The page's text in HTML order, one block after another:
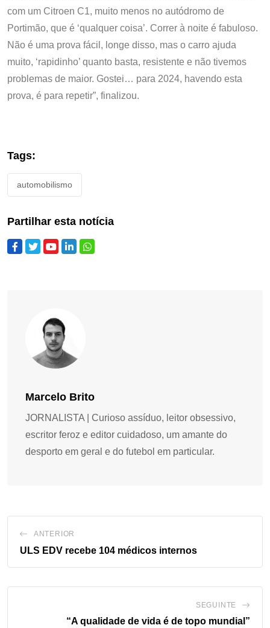
com um Citroen C1, muito menos no autódromo de
Portimão, que é ‘qualquer coisa’. Correr à noite é fabuloso.
Não é uma prova fácil, longe disso, mas o carro ajuda
muito, ‘rapidinho’ quanto basta, resistente e não tivemos
problemas de maior. Gostei… para 2024, havendo esta
prova, é para repetir”, finalizou.
Tags:
automobilismo
Partilhar esta notícia
Marcelo Brito
JORNALISTA | Curioso assíduo, leitor obsessivo,
escritor feroz e editor cuidadoso, um amante do
desporto em geral e do futebol em particular.
ANTERIOR
ULS EDV recebe 104 médicos internos
SEGUINTE
“A qualidade de vida é de topo mundial”